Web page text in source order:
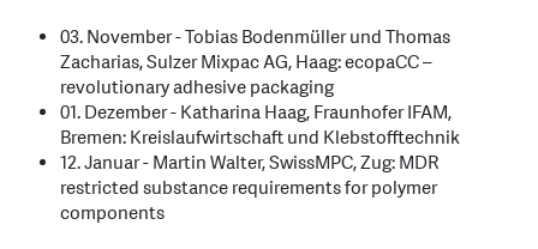
03. November - Tobias Bodenmüller und Thomas
Zacharias, Sulzer Mixpac AG, Haag: ecopaCC –
revolutionary adhesive packaging
01. Dezember - Katharina Haag, Fraunhofer IFAM,
Bremen: Kreislaufwirtschaft und Klebstofftechnik
12. Januar - Martin Walter, SwissMPC, Zug: MDR
restricted substance requirements for polymer
components